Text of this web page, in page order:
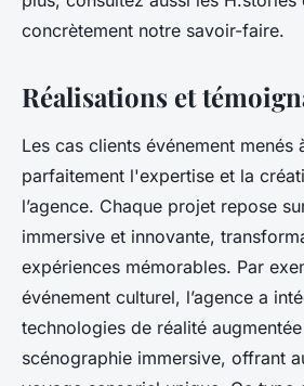
concrètement notre savoir-faire.
Réalisations et
Les cas clients événement menés
parfaitement l'expertise et la
l’agence. Chaque projet repose
immersive et innovante,
expériences mémorables. Par
événement culturel, l’agence a
technologies de réalité
scénographie immersive, offrant